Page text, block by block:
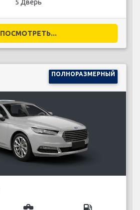
5 Дверь
ПОСМОТРЕТЬ...
ПОЛНОРАЗМЕРНЫЙ